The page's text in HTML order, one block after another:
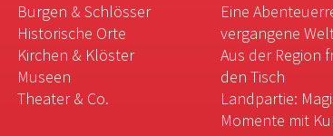
Burgen & Schlösser
Historische Orte
Kirchen & Klöster
Museen
Theater & Co.
Eine
vergangene
Aus der Region
den Tisch
Landpartie:
Momente mit